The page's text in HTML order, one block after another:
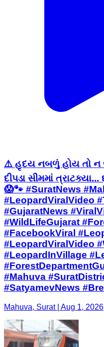
⚠️ હૃદય નબળું હોય તો ન
દીપડા સીમમાં
😱🐾 #SuratNews
#LeopardViralVideo
#GujaratNews
#WildLifeGujarat
#FacebookViral
#LeopardViralVideo
#LeopardInVillage
#Mahuva
#SatyamevNews
Mahuva, Surat | Aug 1, 2026